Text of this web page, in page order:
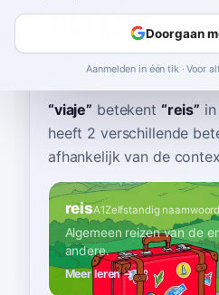
viaje
bya-heh ˈbjaxe
“viaje” betekent “reis”
heeft 2 verschillende
afhankelijk van de
reisA1Zelfstandig naamwoord
Algemeen reizen van de
andere.
Meer leren →
Doorgaan
Aanmelden in één tik · Voor